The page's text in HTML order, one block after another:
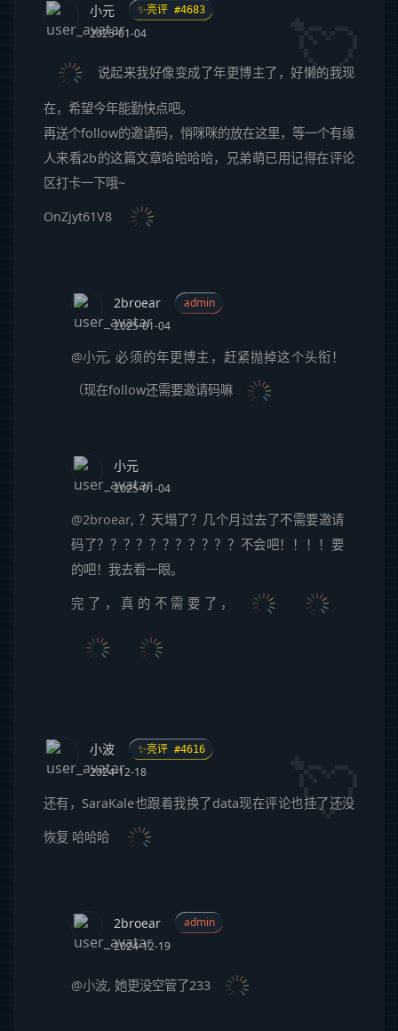
小元 ✨亮评 #4683
2025-01-04
说起来我好像变成了年更博主了，好懒的我现
在，希望今年能勤快点吧。
再送个follow的邀请码，悄咪咪的放在这里，等一个有缘
人来看2b的这篇文章哈哈哈哈，兄弟萌已用记得在评论
区打卡一下哦~
OnZjyt61V8
2broear
admin
2025-01-04
@小元,必须的年更博主，赶紧抛掉这个头衔！
（现在follow还需要邀请码嘛
小元
2025-01-04
@2broear, ？天塌了？几个月过去了不需要邀请
码了？？？？？？？？？？？不会吧！！！！要
的吧！我去看一眼。
完了，真的不需要了，
小波 ✨亮评 #4616
2024-12-18
还有，SaraKale也跟着我换了data现在评论也挂了还没
恢复 哈哈哈
2broear
admin
2024-12-19
@小波,她更没空管了233